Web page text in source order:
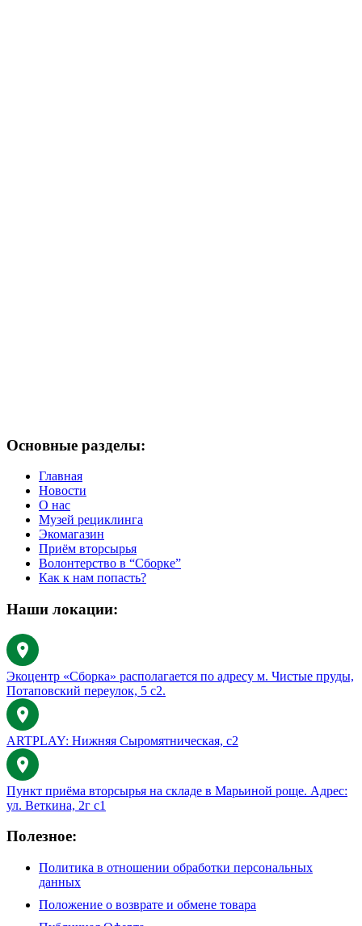
Основные разделы:
Главная
Новости
О нас
Музей рециклинга
Экомагазин
Приём вторсырья
Волонтерство в “Сборке”
Как к нам попасть?
Наши локации:
Экоцентр «Сборка» располагается по адресу м. Чистые пруды,
Потаповский переулок, 5 с2.
ARTPLAY: Нижняя Сыромятническая, с2
Пункт приёма вторсырья на складе в Марьиной роще. Адрес:
ул. Веткина, 2г с1
Полезное:
Политика в отношении обработки персональных
данных
Положение о возврате и обмене товара